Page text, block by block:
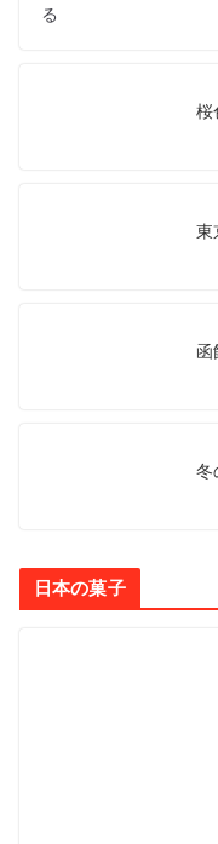
る
桜
東
函
冬
日本の菓子